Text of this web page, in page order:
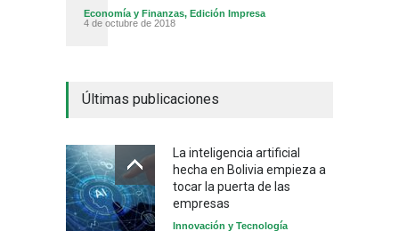
Economía y Finanzas, Edición Impresa
4 de octubre de 2018
Últimas publicaciones
La inteligencia artificial
hecha en Bolivia empieza a
tocar la puerta de las
empresas
Innovación y Tecnología